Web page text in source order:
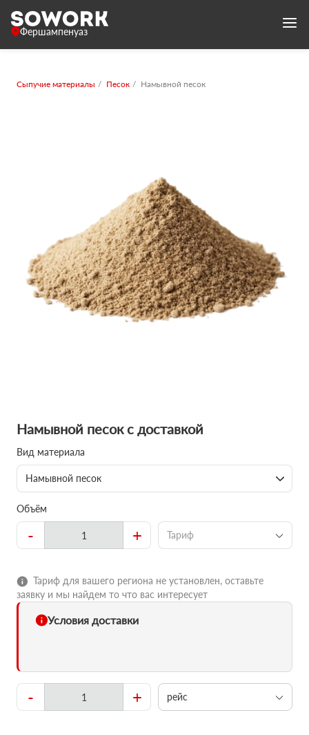
Фершампенуаз
Сыпучие материалы Песок Намывной песок
Намывной песок с доставкой
Вид материала
Намывной песок
Объём
- + Тариф
Тариф для вашего региона не установлен, оставьте
заявку и мы найдем то что вас интересует
Условия доставки
- + рейс